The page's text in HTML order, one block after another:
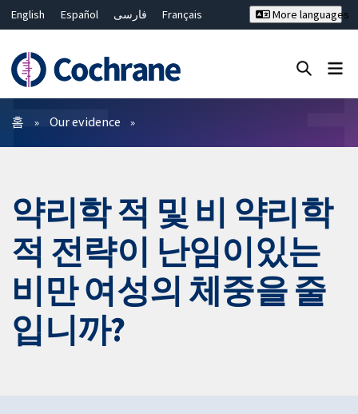
English Español فارسی
Français
Bahasa Malaysia
ไทย
繁體中文
简体中文
More languages
필터
홈 Our evidence
약리학 적 및 비 약리학
적 전략이 난임이있는
비만 여성의 체중을 줄
입니까?